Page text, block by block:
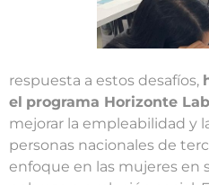
respuesta a estos desafíos,
el programa Horizonte
mejorar la empleabilidad y
personas nacionales de
enfoque en las mujeres en